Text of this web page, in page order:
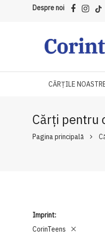
Despre noi
CĂRȚILE
Cărți pentru
Pagina principală
Imprint
CorinTeens